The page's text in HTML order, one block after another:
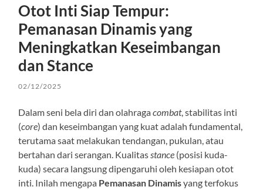
Otot Inti Siap Tempur:
Pemanasan Dinamis yang
Meningkatkan Keseimbangan
dan Stance
02/12/2025
Dalam seni bela diri dan olahragacombat, stabilitas inti
(core) dan keseimbangan yang kuat adalah fundamental,
terutama saat melakukan tendangan, pukulan, atau
bertahan dari serangan. Kualitas stance (posisi kuda-
kuda) secara langsung dipengaruhi oleh kesiapan otot
inti. Inilah mengapa Pemanasan Dinamisyang terfokus